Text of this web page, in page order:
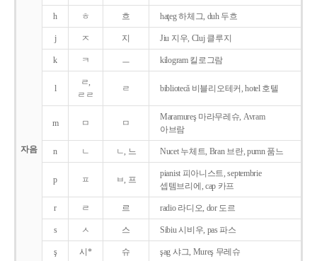
자음
h ㅎ 흐 haţeg 하체그, duh 두흐
j ㅈ 지 Jiu 지우, Cluj 클루지
k ㅋ ㅡ kilogram 킬로그람
l
ㄹ,
ㄹㄹ
ㄹ bibliotecǎ 비블리오테커, hotel 호텔
m ㅁ ㅁ
Maramureş 마라무레슈, Avram
아브람
n ㄴ ㄴ, 느 Nucet 누체트, Bran 브란, pumn 품느
p ㅍ ㅂ, 프
pianist 피아니스트, septembrie
셉템브리에, cap 카프
r ㄹ 르 radio 라디오, dor 도르
s ㅅ 스 Sibiu 시비우, pas 파스
ş 시* 슈 şag 샤그, Mureş 무레슈